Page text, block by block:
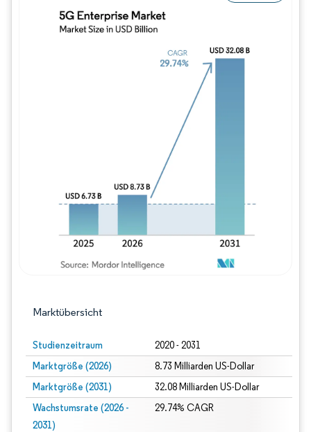
Marktübersicht
Studienzeitraum 2020 - 2031
Marktgröße (2026) 8.73 Milliarden US-Dollar
Marktgröße (2031) 32.08 Milliarden US-Dollar
Wachstumsrate (2026 -
2031)
29.74% CAGR
Bild © Mordor Intelligence.